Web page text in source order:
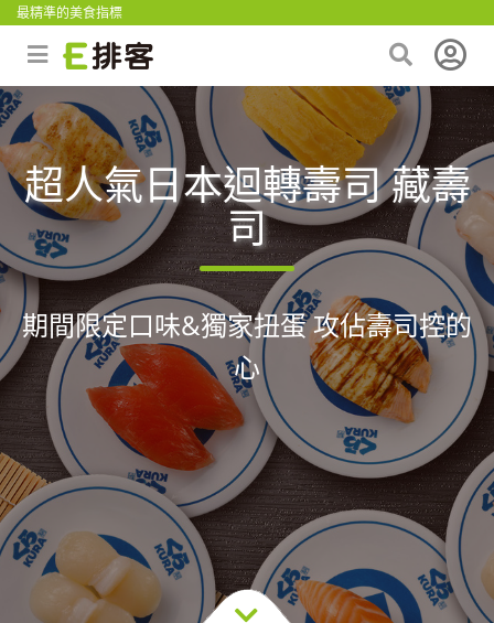
最精準的美食指標
超人氣日本迴轉壽司 藏壽
司
期間限定口味&獨家扭蛋 攻佔壽司控的
心